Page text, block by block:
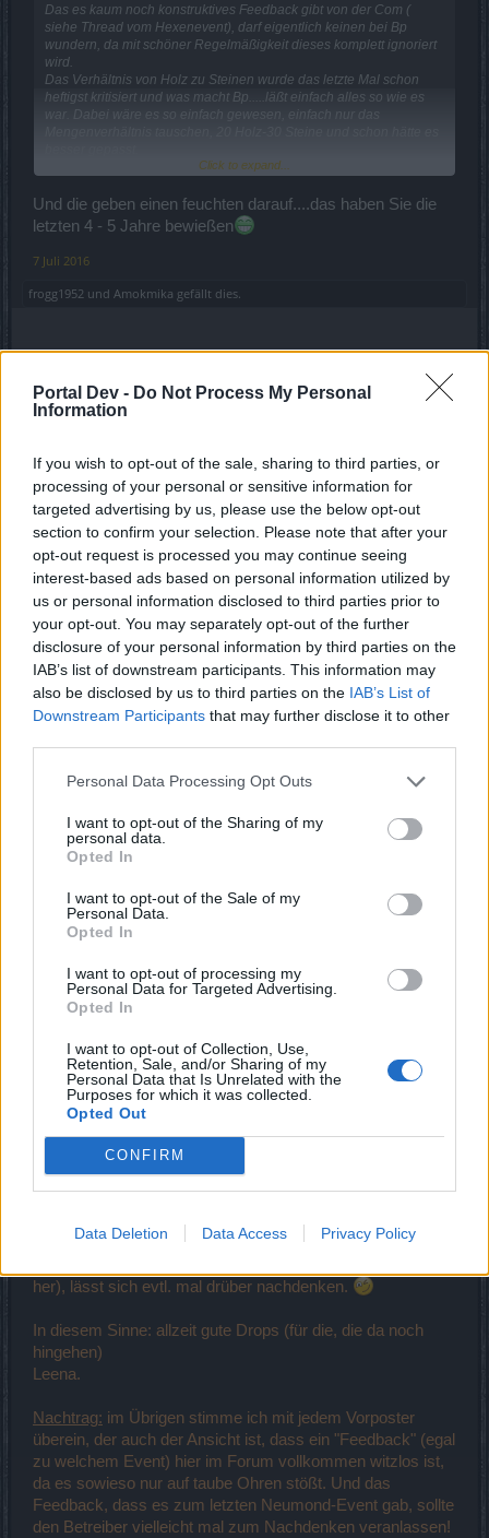
Portal Dev - Do Not Process My Personal
Information
If you wish to opt-out of the sale, sharing to third parties, or
processing of your personal or sensitive information for
targeted advertising by us, please use the below opt-out
section to confirm your selection. Please note that after your
opt-out request is processed you may continue seeing
interest-based ads based on personal information utilized by
us or personal information disclosed to third parties prior to
your opt-out. You may separately opt-out of the further
disclosure of your personal information by third parties on the
IAB’s list of downstream participants. This information may
also be disclosed by us to third parties on the IAB’s List of
Downstream Participants that may further disclose it to other
Personal Data Processing Opt Outs
I want to opt-out of the Sharing of my
personal data.
Opted In
I want to opt-out of the Sale of my
Personal Data.
Opted In
I want to opt-out of processing my
Personal Data for Targeted Advertising.
Opted In
I want to opt-out of Collection, Use,
Retention, Sale, and/or Sharing of my
Personal Data that Is Unrelated with the
Purposes for which it was collected.
Opted Out
CONFIRM
Data Deletion Data Access Privacy Policy
Das es kaum noch konstruktives Feedback gibt von der Com (
siehe Thread vom Hexenevent), darf eigentlich keinen bei Bp
wundern, da mit schöner Regelmäßigkeit dieses komplett ignoriert
wird.
Das Verhältnis von Holz zu Steinen wurde das letzte Mal schon
heftigst kritisiert und was macht Bp.....läßt einfach alles so wie es
war. Dabei wäre es so einfach gewesen, einfach nur das
Warum zum Teufel soll man sich dann die Mühe machen Feedback
Click to expand...
Und die geben einen feuchten darauf....das haben Sie die
letzten 4 - 5 Jahre bewießen
7 Juli 2016
frogg1952 und Amokmika gefällt dies.
Aktiver Autor
Danke sehr für deine Hilfe die Karte habe ich auch nur ist an den
besagten Punkten bei mir nichts zu finden ..
Die sind immer an einer anderen Stelle. Damit Du Dich doof
und dusselig suchst.
7 Juli 2016
Aureoleena
Foren-Herzog
kritisiert wurde, da sie eigentlich überhaupt nicht in diese
Gegner zu basteln, um das Event etwas ansprechender zu
gestalten. Mangelnde Kreativität tut wahrscheinlich noch ein
Zudem wurden die "Mobse" auch stärker gemacht
(empfinde ich so) und nun gibt's auch noch "respawnende
Skelettis", was beim letzten Event noch nicht der Fall war:
nachgewachsen.
aber dass ich mir jetzt ein Vergrößerungsglas neben den
Monitor legen muss, weil ich den Eventfortschritt anders
kaum erkennen kann, ist dann doch schon etwas .... dürftig
Zusatz: nach 3 Runs hab ich ganze 18/3600 Fortschritt
erreicht, meine Motivation steigt ins Unermessliche
Fazitbis jetzt (nach 3 Runs): wenn ich einen ganz großen
vielleicht nochmal, und das Mini ist mir eigentlich auch egal,
denn: sooooo dolle sieht der Wolf nu' auch nicht aus. Wenn
her), lässt sich evtl. mal drüber nachdenken.
In diesem Sinne: allzeit gute Drops (für die, die da noch
hingehen)
Leena.
Nachtrag: im Übrigen stimme ich mit jedem Vorposter
überein, der auch der Ansicht ist, dass ein "Feedback" (egal
zu welchem Event) hier im Forum vollkommen witzlos ist,
da es sowieso nur auf taube Ohren stößt. Und das
Feedback, dass es zum letzten Neumond-Event gab, sollte
den Betreiber vielleicht mal zum Nachdenken veranlassen!